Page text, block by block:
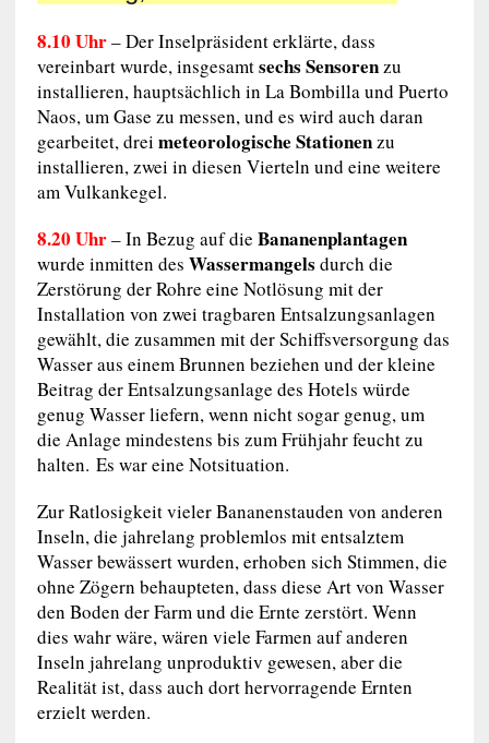
8.10 Uhr– Der Inselpräsident erklärte, dass
vereinbart wurde, insgesamtsechs Sensorenzu
installieren, hauptsächlich in La Bombilla und Puerto
Naos, um Gase zu messen, und es wird auch daran
gearbeitet, drei meteorologische Stationenzu
installieren, zwei in diesen Vierteln und eine weitere
am Vulkankegel.
8.20 Uhr– In Bezug auf die Bananenplantagen
wurde inmitten des Wassermangels durch die
Zerstörung der Rohre eine Notlösung mit der
Installation von zwei tragbaren Entsalzungsanlagen
gewählt, die zusammen mit der Schiffsversorgung das
Wasser aus einem Brunnen beziehen und der kleine
Beitrag der Entsalzungsanlage des Hotels würde
genug Wasser liefern, wenn nicht sogar genug, um
die Anlage mindestens bis zum Frühjahr feucht zu
halten. Es war eine Notsituation.
Zur Ratlosigkeit vieler Bananenstauden von anderen
Inseln, die jahrelang problemlos mit entsalztem
Wasser bewässert wurden, erhoben sich Stimmen, die
ohne Zögern behaupteten, dass diese Art von Wasser
den Boden der Farm und die Ernte zerstört. Wenn
dies wahr wäre, wären viele Farmen auf anderen
Inseln jahrelang unproduktiv gewesen, aber die
Realität ist, dass auch dort hervorragende Ernten
erzielt werden.